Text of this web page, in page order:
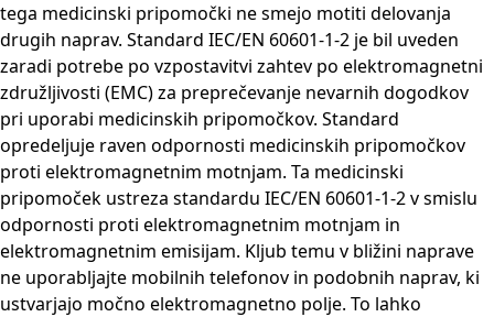
tega medicinski pripomočki ne smejo motiti delovanja
drugih naprav. Standard IEC/EN 60601-1-2 je bil uveden
zaradi potrebe po vzpostavitvi zahtev po elektromagnetni
združljivosti (EMC) za preprečevanje nevarnih dogodkov
pri uporabi medicinskih pripomočkov. Standard
opredeljuje raven odpornosti medicinskih pripomočkov
proti elektromagnetnim motnjam. Ta medicinski
pripomoček ustreza standardu IEC/EN 60601-1-2 v smislu
odpornosti proti elektromagnetnim motnjam in
elektromagnetnim emisijam. Kljub temu v bližini naprave
ne uporabljajte mobilnih telefonov in podobnih naprav, ki
ustvarjajo močno elektromagnetno polje. To lahko